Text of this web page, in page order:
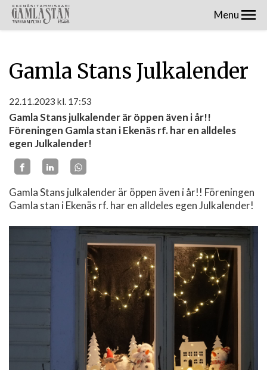
Menu
Gamla Stans Julkalender
22.11.2023 kl. 17:53
Gamla Stans julkalender är öppen även i år!!
Föreningen Gamla stan i Ekenäs rf. har en alldeles
egen Julkalender!
Gamla Stans julkalender är öppen även i år!! Föreningen
Gamla stan i Ekenäs rf. har en alldeles egen Julkalender!